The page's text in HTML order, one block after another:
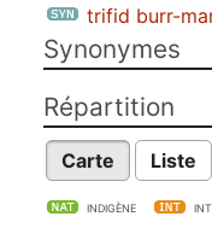
trifid burr-
Synonymes
Répartition
Carte Liste
INDIGÈNE